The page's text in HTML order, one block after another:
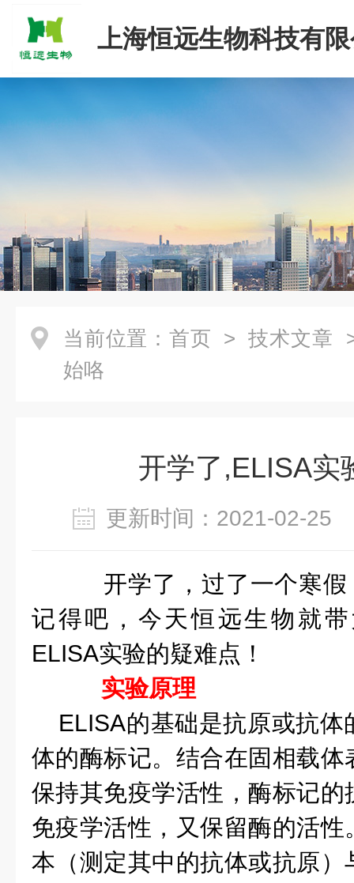
上海恒远生物科技有
当前位置： 首页 > 技术文章
始咯
开学了,ELISA实
更新时间：2021-02-
开学了，过了一个寒假
记得吧，今天恒远生物就
ELISA实验的疑难点！
实验原理
ELISA的基础是抗原或抗体
体的酶标记。结合在固相载
保持其免疫学活性，酶标记
免疫学活性，又保留酶的活
本（测定其中的抗体或抗原